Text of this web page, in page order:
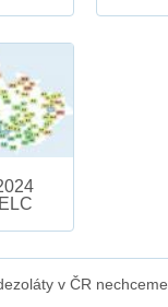
v ČR nechceme